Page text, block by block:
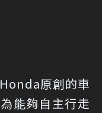
原創的車
能夠自主行走